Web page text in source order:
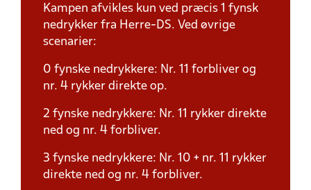
Kampen afvikles kun ved præcis 1 fynsk
nedrykker fra Herre-DS. Ved øvrige
scenarier:
0 fynske nedrykkere: Nr. 11 forbliver og
nr. 4 rykker direkte op.
2 fynske nedrykkere: Nr. 11 rykker direkte
ned og nr. 4 forbliver.
3 fynske nedrykkere: Nr. 10 + nr. 11 rykker
direkte ned og nr. 4 forbliver.